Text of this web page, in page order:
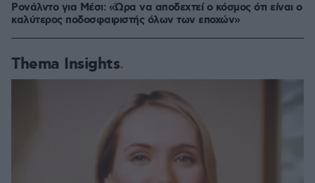
Ρονάλντο για Μέσι: «Ώρα να αποδεχτεί ο κόσμος ότι είναι ο
καλύτερος ποδοσφαιριστής όλων των εποχών»
Thema Insights